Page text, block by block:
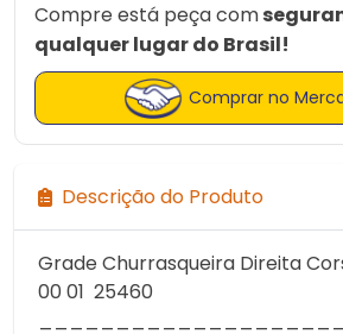
Compre está peça com
qualquer lugar do Brasil!
Comprar no
Descrição do Produto
Grade Churrasqueira Direita
00 01 25460